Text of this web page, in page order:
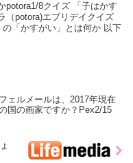
potora1/8クイズ 「子はかす
（potora)エブリデイクイズ
「かすがい」とは何か 以下
ェルメールは、2017年現在
国の画家ですか？Pex2/15